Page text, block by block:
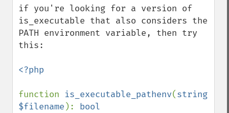
if you're looking for a version of
is_executable that also considers the
PATH environment variable, then try
this:
<?php
function is_executable_pathenv(string
$filename ):